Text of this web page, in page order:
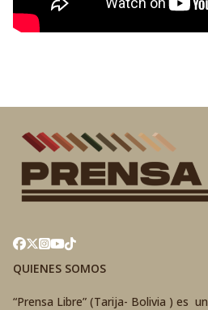
QUIENES SOMOS
“Prensa Libre” (Tarija- Bolivia ) es